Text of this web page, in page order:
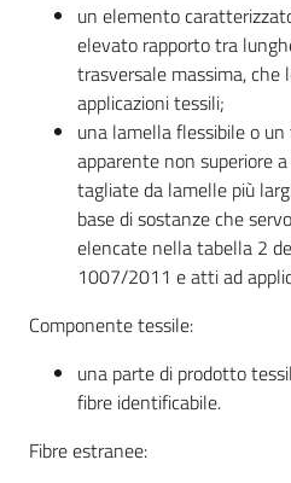
Camera
zione
un elemento
elevato rapporto tra
trasversale massima, che
applicazioni tessili;
una lamella flessibile o
apparente non superiore
tagliate da lamelle più
base di sostanze che
elencate nella tabella 2
1007/2011 e atti ad
Componente tessile:
una parte di prodotto
fibre identificabile.
Fibre estranee: